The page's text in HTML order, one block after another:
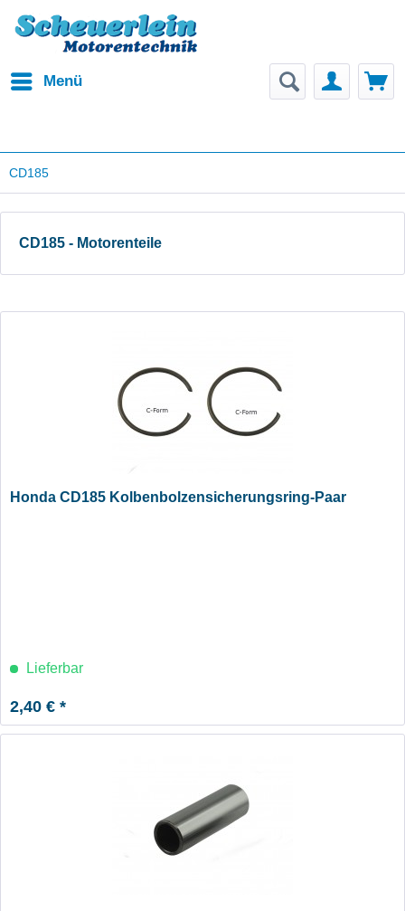
Menü
CD185
CD185 - Motorenteile
Honda CD185 Kolbenbolzensicherungsring-Paar
Lieferbar
2,40 € *